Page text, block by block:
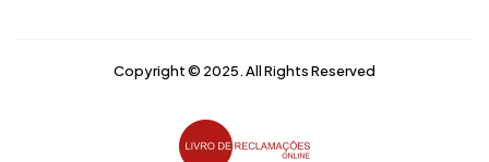
Copyright © 2025. All Rights Reserved